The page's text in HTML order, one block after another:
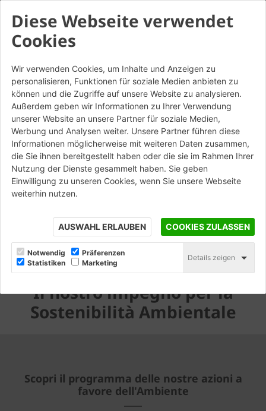
Diese Webseite verwendet
Cookies
Wir verwenden Cookies, um Inhalte und Anzeigen zu
personalisieren, Funktionen für soziale Medien anbieten zu
können und die Zugriffe auf unsere Website zu analysieren.
Außerdem geben wir Informationen zu Ihrer Verwendung
unserer Website an unsere Partner für soziale Medien,
Werbung und Analysen weiter. Unsere Partner führen diese
Informationen möglicherweise mit weiteren Daten zusammen,
die Sie ihnen bereitgestellt haben oder die sie im Rahmen Ihrer
Nutzung der Dienste gesammelt haben. Sie geben
Einwilligung zu unseren Cookies, wenn Sie unsere Webseite
weiterhin nutzen.
AUSWAHL ERLAUBEN COOKIES ZULASSEN
Notwendig
Präferenzen
Statistiken
Marketing
Details zeigen
Il nostro impegno per la
Sostenibilità Ambientale
Scopri il programma delle nostre azioni a
favore dell'Ambiente